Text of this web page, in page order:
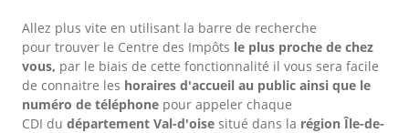
Allez plus vite en utilisant la barre de recherche
pour trouver le Centre des Impôts le plus proche de chez
vous, par le biais de cette fonctionnalité il vous sera facile
de connaitre les horaires d'accueil au public ainsi que le
numéro de téléphone pour appeler chaque
CDI du département Val-d'oise situé dans la région Île-de-